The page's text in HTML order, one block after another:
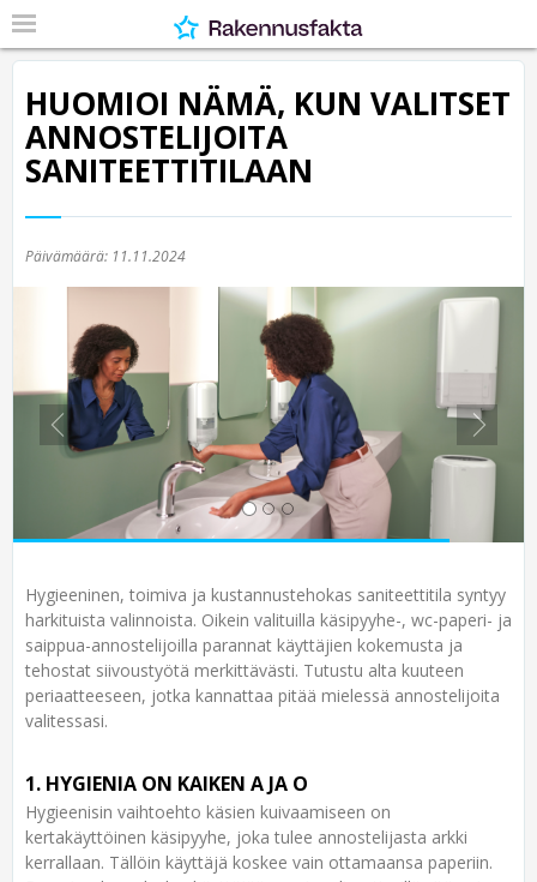
HUOMIOI NÄMÄ, KUN VALITSET
ANNOSTELIJOITA
SANITEETTITILAAN
Päivämäärä: 11.11.2024
Next
Hygieeninen, toimiva ja kustannustehokas saniteettitila syntyy
harkituista valinnoista. Oikein valituilla käsipyyhe-, wc-paperi- ja
saippua-annostelijoilla parannat käyttäjien kokemusta ja
tehostat siivoustyötä merkittävästi. Tutustu alta kuuteen
periaatteeseen, jotka kannattaa pitää mielessä annostelijoita
valitessasi.
1. HYGIENIA ON KAIKEN A JA O
Hygieenisin vaihtoehto käsien kuivaamiseen on
kertakäyttöinen käsipyyhe, joka tulee annostelijasta arkki
kerrallaan. Tällöin käyttäjä koskee vain ottamaansa paperiin.